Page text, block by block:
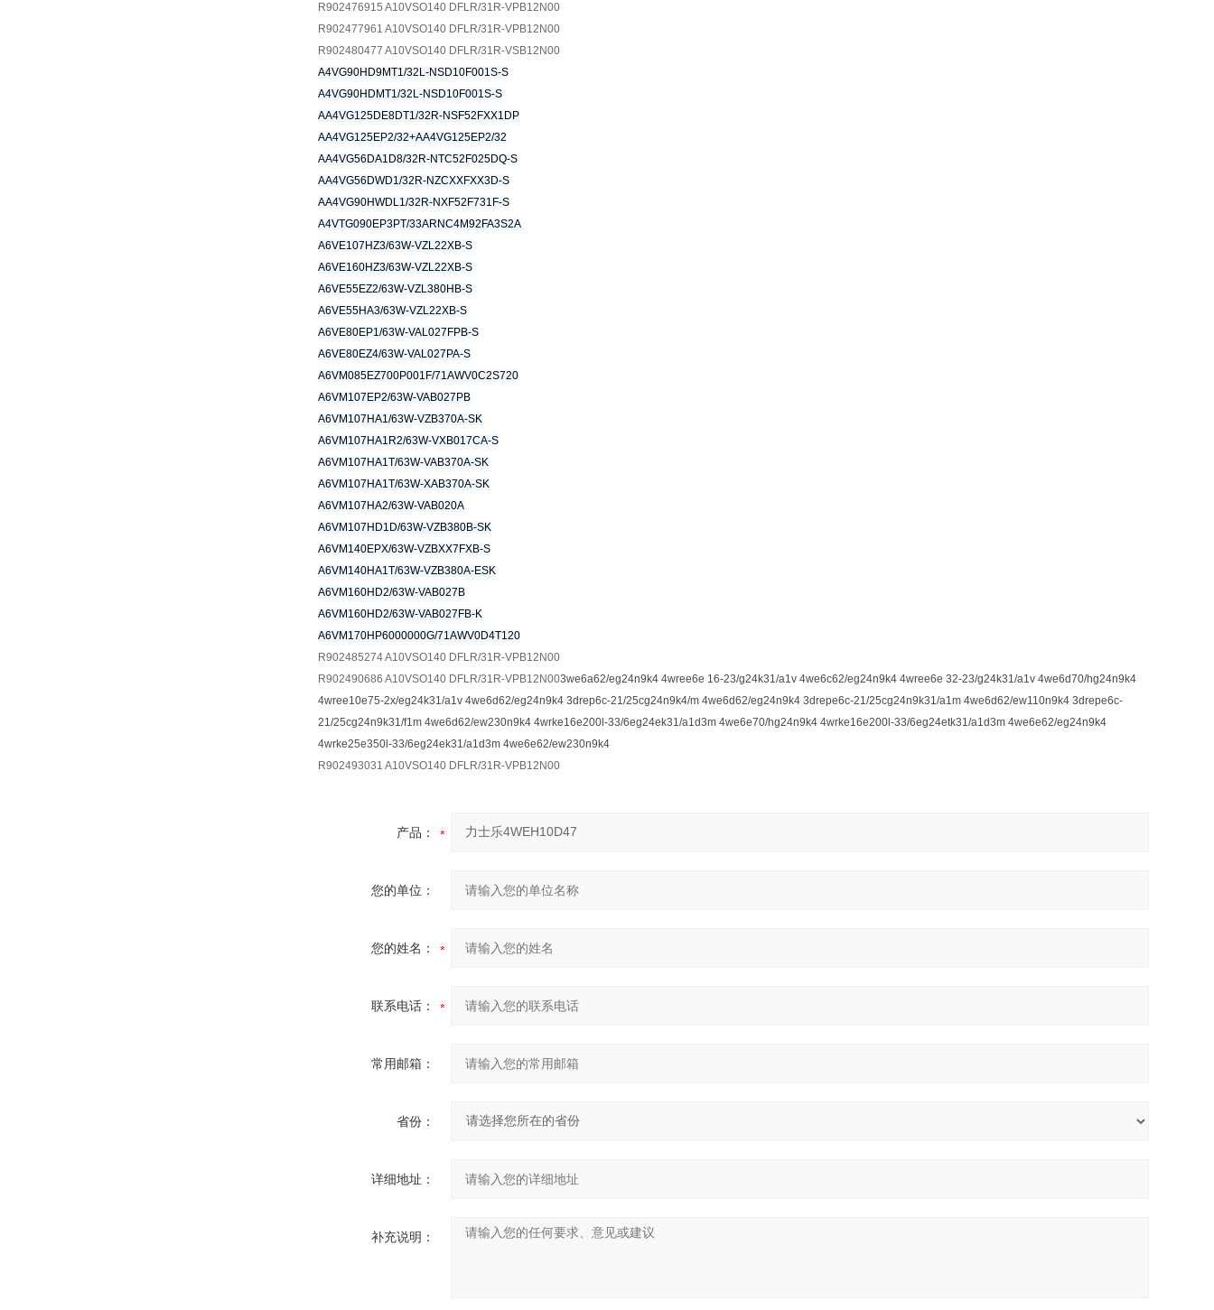
R902476915 A10VSO140 DFLR/31R-VPB12N00
R902477961 A10VSO140 DFLR/31R-VPB12N00
R902480477 A10VSO140 DFLR/31R-VSB12N00
A4VG90HD9MT1/32L-NSD10F001S-S
A4VG90HDMT1/32L-NSD10F001S-S
AA4VG125DE8DT1/32R-NSF52FXX1DP
AA4VG125EP2/32+AA4VG125EP2/32
AA4VG56DA1D8/32R-NTC52F025DQ-S
AA4VG56DWD1/32R-NZCXXFXX3D-S
AA4VG90HWDL1/32R-NXF52F731F-S
A4VTG090EP3PT/33ARNC4M92FA3S2A
A6VE107HZ3/63W-VZL22XB-S
A6VE160HZ3/63W-VZL22XB-S
A6VE55EZ2/63W-VZL380HB-S
A6VE55HA3/63W-VZL22XB-S
A6VE80EP1/63W-VAL027FPB-S
A6VE80EZ4/63W-VAL027PA-S
A6VM085EZ700P001F/71AWV0C2S720
A6VM107EP2/63W-VAB027PB
A6VM107HA1/63W-VZB370A-SK
A6VM107HA1R2/63W-VXB017CA-S
A6VM107HA1T/63W-VAB370A-SK
A6VM107HA1T/63W-XAB370A-SK
A6VM107HA2/63W-VAB020A
A6VM107HD1D/63W-VZB380B-SK
A6VM140EPX/63W-VZBXX7FXB-S
A6VM140HA1T/63W-VZB380A-ESK
A6VM160HD2/63W-VAB027B
A6VM160HD2/63W-VAB027FB-K
A6VM170HP6000000G/71AWV0D4T120
R902485274 A10VSO140 DFLR/31R-VPB12N00
R902490686 A10VSO140 DFLR/31R-VPB12N003we6a62/eg24n9k4 4wree6e 16-23/g24k31/a1v 4we6c62/eg24n9k4 4wree6e 32-23/g24k31/a1v 4we6d70/hg24n9k4
4wree10e75-2x/eg24k31/a1v 4we6d62/eg24n9k4 3drep6c-21/25cg24n9k4/m 4we6d62/eg24n9k4 3drepe6c-21/25cg24n9k31/a1m 4we6d62/ew110n9k4 3drepe6c-
21/25cg24n9k31/f1m 4we6d62/ew230n9k4 4wrke16e200l-33/6eg24ek31/a1d3m 4we6e70/hg24n9k4 4wrke16e200l-33/6eg24etk31/a1d3m 4we6e62/eg24n9k4
4wrke25e350l-33/6eg24ek31/a1d3m 4we6e62/ew230n9k4
R902493031 A10VSO140 DFLR/31R-VPB12N00
产品：
您的单位：
您的姓名：
联系电话：
常用邮箱：
省份：
详细地址：
补充说明：